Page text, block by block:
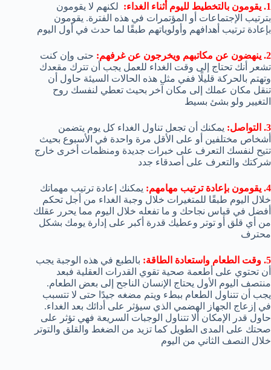
1. يقومون بالتخطيط لليوم أثناء الغداء:
لكنهم لا يقومون
بترتيب الإجتماعات أو المؤتمرات في هذه الفترة. يقومون
بإعادة ترتيب أهدافهم وأولوياتهم طبقًا لما حدث في أول اليوم
2. ينهضون عن مكاتبهم ويخرجون عن غرفهم:
حتى وإن كنت
تشعر أنك تحتاج إلى وقت الغداء للعمل يجب أن تترك مقعدك
وتهتم بالحركة قليلًا ففي مثل هذه الحالات السيئة حاول أن
تنقل مكان عملك إلى مكان آخر بحيث تعطي لنفسك روح
التغيير ولو بشئ بسيط
3. التواصل:
يمكنك أن تجعل تناول الغداء كل يوم يتضمن
أشخاص مختلفين أو على الأقل مرة واحدة في الأسبوع بحيث
تتيح لنفسك التعرف على خبرات جديدة ومنظمات أخرى خارج
شركتك والتعرف على أصدقاء جدد
4. يقومون بإعادة ترتيب مهامهم:
يمكنك إعادة ترتيب مهماتك
خلال اليوم طبقًا للمتغيرات خلال وجبة الغداء من أجل تحكم
أفضل في قياس نجاحك و ما تفعله خلال اليوم مما يحرر عقلك
من أي قلق أو توتر وعطيك قدرة أكبر على إدارة يومك بشكل
محترف
5. وقت الطعام واستعادة الطاقة:
بالطبع في هذه الوجبة يجب
أن تحتوي على أطعمة صحية تقوي القدرات العقلية فبعد
منتصف اليوم الأول يحتاج الإنسان الناجح إلى بعض الطعام.
يجب أن تتناول الطعام ببطء ويتم مضغه جيدًا حتى لا تتسبب
في إزعاج الجهاز الهضمي الذي سيؤثر على أدائك بعد الغداء.
حاول قدر الإمكان ألا تتناول الوجبات السريعة فهي تؤثر على
صحتك على المدى الطويل كما تزيد من الضغط والقلق والتوتر
خلال النصف الثاني من اليوم